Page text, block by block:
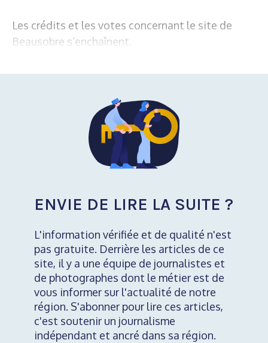
Les crédits et les votes concernant le site de
Beausobre s’enchaînent.
ENVIE DE LIRE LA SUITE ?
L'information vérifiée et de qualité n'est
pas gratuite. Derrière les articles de ce
site, il y a une équipe de journalistes et
de photographes dont le métier est de
vous informer sur l'actualité de notre
région. S'abonner pour lire ces articles,
c'est soutenir un journalisme
indépendant et ancré dans sa région.